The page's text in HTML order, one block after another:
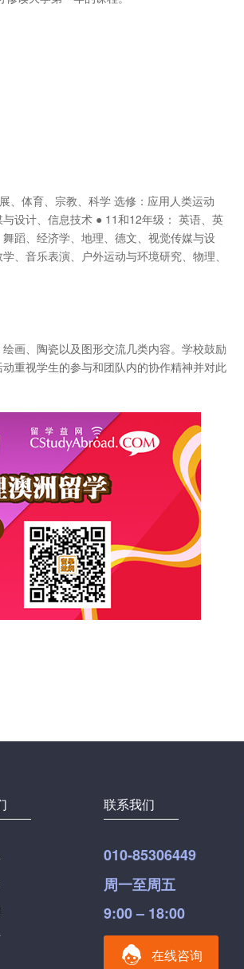
、体育、宗教、科学 选修：应用人类运动
设计、信息技术 ● 11和12年级： 英语、英
蹈、经济学、地理、德文、视觉传媒与设
、音乐表演、户外运动与环境研究、物理、
画、陶瓷以及图形交流几类内容。学校鼓励
重视学生的参与和团队内的协作精神并对此
联系我们
010-85306449
周一至周五
9:00 – 18:00
在线咨询